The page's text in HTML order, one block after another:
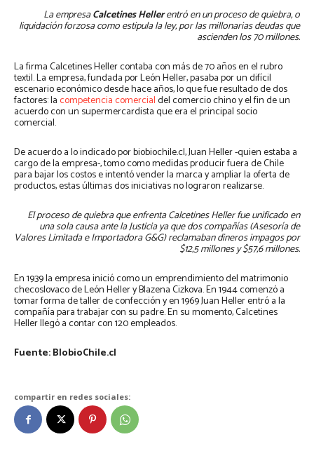
La empresaCalcetines Hellerentró en un proceso de quiebra, o
liquidación forzosa como estipula la ley, por las millonarias deudas que
ascienden los 70 millones.
La firma Calcetines Heller contaba con más de 70 años en el rubro
textil. La empresa, fundada por León Heller, pasaba por un difícil
escenario económico desde hace años, lo que fue resultado de dos
factores: lacompetencia comercialdel comercio chino y el fin de un
acuerdo con un supermercardista que era el principal socio
comercial.
De acuerdo a lo indicado por biobiochile.cl, Juan Heller -quien estaba a
cargo de la empresa-, tomo como medidas producir fuera de Chile
para bajar los costos e intentó vender la marca y ampliar la oferta de
productos, estas últimas dos iniciativas no lograron realizarse.
El proceso de quiebra que enfrenta Calcetines Heller fue unificado en
una sola causa ante la Justicia ya que dos compañías (Asesoría de
Valores Limitada e Importadora G&G) reclamaban dineros impagos por
$12,5 millones y $57,6 millones.
En 1939 la empresa inició como un emprendimiento del matrimonio
checoslovaco de León Heller y Blazena Cizkova. En 1944 comenzó a
tomar forma de taller de confección y en 1969 Juan Heller entró a la
compañía para trabajar con su padre. En su momento, Calcetines
Heller llegó a contar con 120 empleados.
Fuente: BIobioChile.cl
compartir en redes sociales: